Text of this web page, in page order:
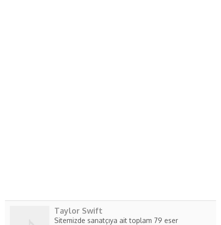
Taylor Swift
Sitemizde sanatçıya ait toplam 79 eser